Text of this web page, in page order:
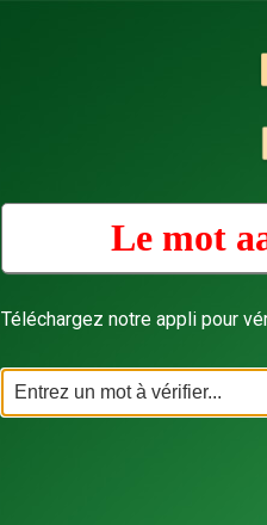
Le mot
Téléchargez notre appli pour